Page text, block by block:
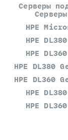
Серверы
HPE
HPE
HPE
HPE DL380
HPE DL360
HPE
HPE